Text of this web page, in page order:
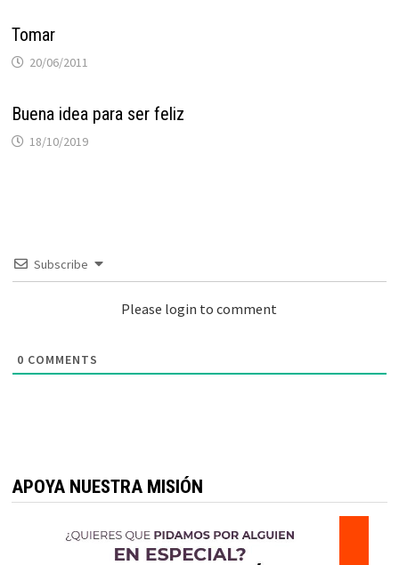
Tomar
20/06/2011
Buena idea para ser feliz
18/10/2019
Subscribe
Please login to comment
0 COMMENTS
APOYA NUESTRA MISIÓN